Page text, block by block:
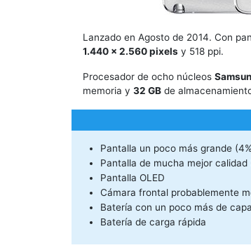
Lanzado en Agosto de 2014. Con
1.440 x 2.560 pixels y 518 ppi.
Procesador de ocho núcleos
memoria y 32 GB de
Pantalla un poco más grande
Pantalla de mucha mejor calidad
Pantalla OLED
Cámara frontal probablemente
Batería con un poco más de
Batería de carga rápida